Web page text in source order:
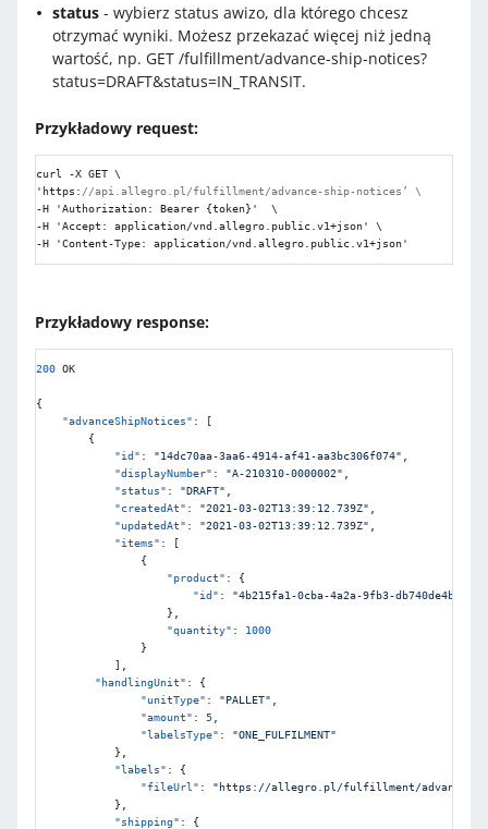
status - wybierz status awizo, dla którego chcesz
otrzymać wyniki. Możesz przekazać więcej niż jedną
wartość, np. GET /fulfillment/advance-ship-notices?
status=DRAFT&status=IN_TRANSIT.
Przykładowy request:
curl -X GET \
'https : //api.allegro.pl/fulfillment/advance-ship-notices’ \
-H 'Authorization: Bearer {token} '  \
-H 'Accept :
application/vnd.allegro.public.v1+json' \
-H 'Content-Type: application/vnd.allegro.public.v1+json'
Przykładowy response:
200 OK
{
"advanceShipNotices" :
[
{
"id" : "14dc70aa-3aa6-4914-af41-aa3bc306f074"
"displayNumber" : "A-210310-0000002"
"status" : "DRAFT"
"createdAt" : "2021-03-02T13:39:12.739Z"
"updatedAt" : "2021-03-02T13:39:12.739Z"
"items" :
[
{
"product" :
{
"id" :
"4b215fa1-0cba-4a2a-9fb3-db740de4bbe1"
}
"quantity" :
1000
}
]
"handlingUnit" :
{
"unitType" : "PALLET"
"amount" : 5
"labelsType" :
"ONE_FULFILMENT"
}
"labels" :
{
"fileUrl" :
"https://allegro.pl/fulfillment/advance-
}
"shipping" :
{